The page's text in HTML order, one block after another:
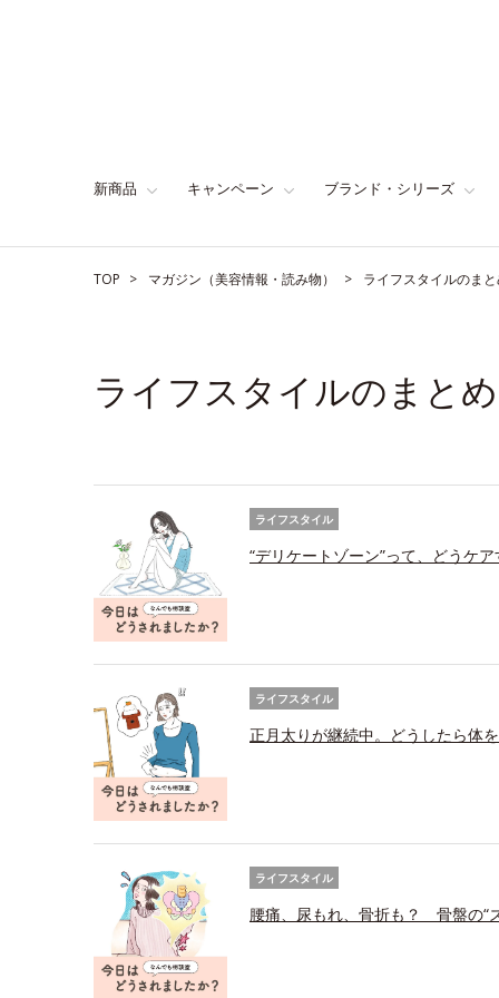
新商品 キャンペーン ブランド・シリーズ
TOP マガジン（美容情報・読み物） ライフスタイルのま
ライフスタイルのまとめ
ライフスタイル
“デリケートゾーン”って、どうケ
ライフスタイル
正月太りが継続中。どうしたら体
ライフスタイル
腰痛、尿もれ、骨折も？ 骨盤の“